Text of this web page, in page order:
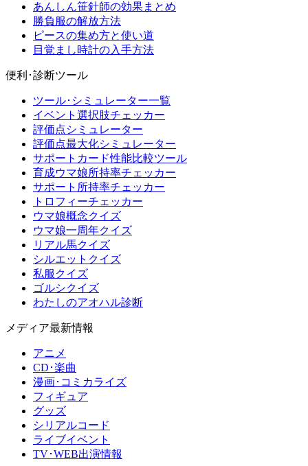
あんしん笹針師の効果まとめ
勝負服の解放方法
ピースの集め方と使い道
目覚まし時計の入手方法
便利･診断ツール
ツール･シミュレーター一覧
イベント選択肢チェッカー
評価点シミュレーター
評価点最大化シミュレーター
サポートカード性能比較ツール
育成ウマ娘所持率チェッカー
サポート所持率チェッカー
トロフィーチェッカー
ウマ娘概念クイズ
ウマ娘一周年クイズ
リアル馬クイズ
シルエットクイズ
私服クイズ
ゴルシクイズ
わたしのアオハル診断
メディア最新情報
アニメ
CD･楽曲
漫画･コミカライズ
フィギュア
グッズ
シリアルコード
ライブイベント
TV･WEB出演情報